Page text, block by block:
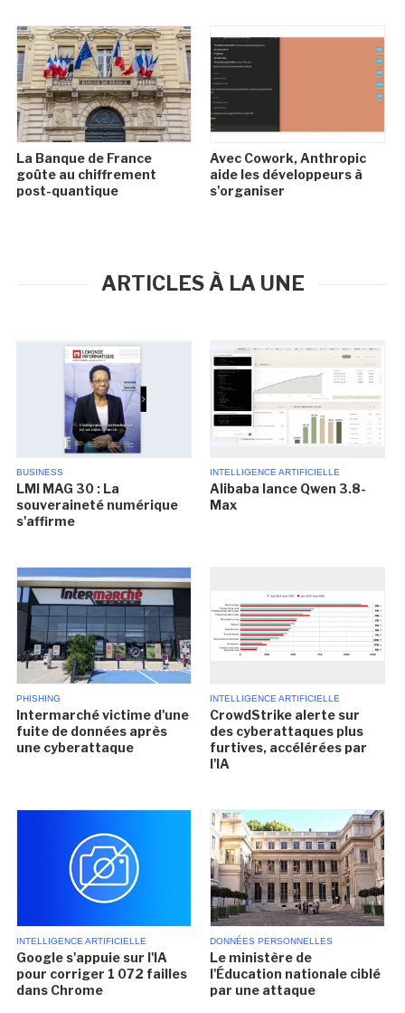
La Banque de France
goûte au chiffrement
post-quantique
Avec Cowork, Anthropic
aide les développeurs à
s'organiser
ARTICLES À LA UNE
BUSINESS
LMI MAG 30 : La
souveraineté numérique
s'affirme
INTELLIGENCE ARTIFICIELLE
Alibaba lance Qwen 3.8-
Max
PHISHING
Intermarché victime d'une
fuite de données après
une cyberattaque
INTELLIGENCE ARTIFICIELLE
CrowdStrike alerte sur
des cyberattaques plus
furtives, accélérées par
l'IA
INTELLIGENCE ARTIFICIELLE
Google s'appuie sur l'IA
pour corriger 1 072 failles
dans Chrome
DONNÉES PERSONNELLES
Le ministère de
l'Éducation nationale ciblé
par une attaque